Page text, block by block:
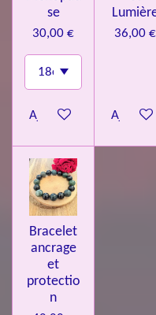
se
30,00 €
Ajouter au panier
36,00 €
Ajouter
Bracelet
ancrage
et
protectio
n